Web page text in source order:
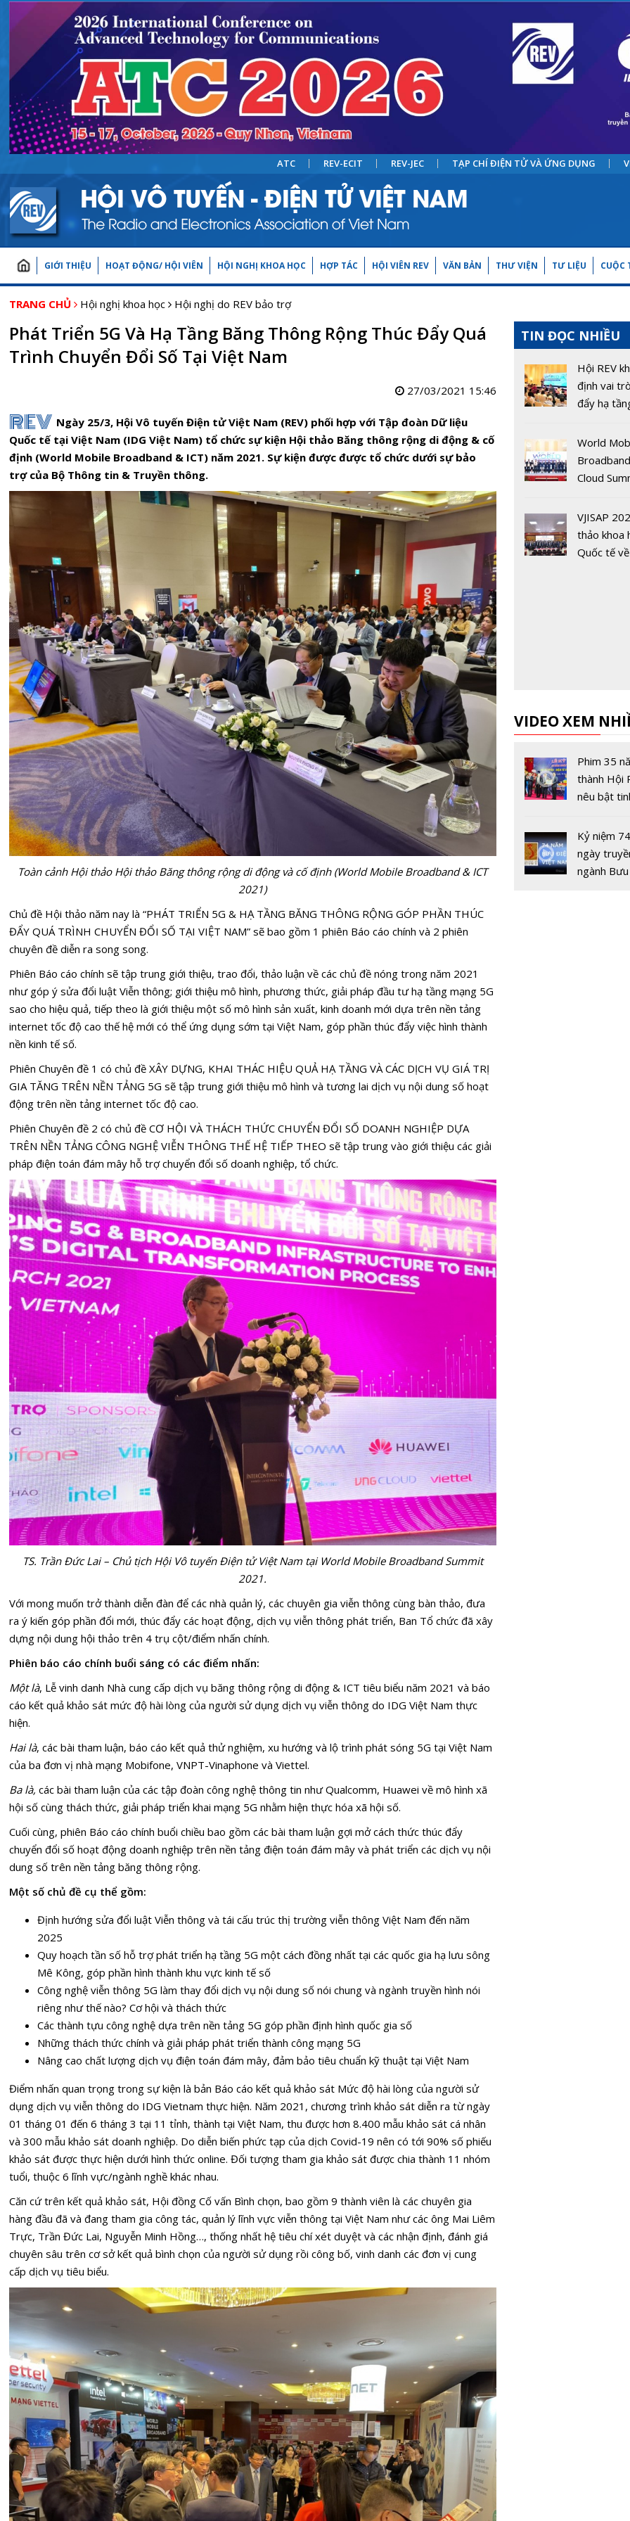
ATC REV-ECIT REV-JEC TẠP CHÍ ĐIỆN TỬ VÀ ỨNG DỤNG
GIỚI THIỆU HOẠT ĐỘNG/ HỘI VIÊN HỘI NGHỊ KHOA HỌC HỢP TÁC HỘI VIÊN REV VĂN BẢN THƯ VIỆN TƯ LIỆU CUỘC
TRANG CHỦ Hội nghị khoa học Hội nghị do REV bảo trợ
Phát Triển 5G Và Hạ Tầng Băng Thông Rộng Thúc Đẩy Quá
Trình Chuyển Đổi Số Tại Việt Nam
27/03/2021 15:46
REV Ngày 25/3, Hội Vô tuyến Điện tử Việt Nam (REV) phối hợp với Tập đoàn Dữ liệu
Quốc tế tại Việt Nam (IDG Việt Nam) tổ chức sự kiện Hội thảo Băng thông rộng di động & cố
định (World Mobile Broadband & ICT) năm 2021. Sự kiện được được tổ chức dưới sự bảo
trợ của Bộ Thông tin & Truyền thông.
Toàn cảnh Hội thảo Hội thảo Băng thông rộng di động và cố định (World Mobile Broadband & ICT
2021)
Chủ đề Hội thảo năm nay là “PHÁT TRIỂN 5G & HẠ TẦNG BĂNG THÔNG RỘNG GÓP PHẦN THÚC
ĐẨY QUÁ TRÌNH CHUYỂN ĐỔI SỐ TẠI VIỆT NAM” sẽ bao gồm 1 phiên Báo cáo chính và 2 phiên
chuyên đề diễn ra song song.
Phiên Báo cáo chính sẽ tập trung giới thiệu, trao đổi, thảo luận về các chủ đề nóng trong năm 2021
như góp ý sửa đổi luật Viễn thông; giới thiệu mô hình, phương thức, giải pháp đầu tư hạ tầng mạng 5G
sao cho hiệu quả, tiếp theo là giới thiệu một số mô hình sản xuất, kinh doanh mới dựa trên nền tảng
internet tốc độ cao thế hệ mới có thể ứng dụng sớm tại Việt Nam, góp phần thúc đẩy việc hình thành
nền kinh tế số.
Phiên Chuyên đề 1 có chủ đề XÂY DỰNG, KHAI THÁC HIỆU QUẢ HẠ TẦNG VÀ CÁC DỊCH VỤ GIÁ TRỊ
GIA TĂNG TRÊN NỀN TẢNG 5G sẽ tập trung giới thiệu mô hình và tương lai dịch vụ nội dung số hoạt
động trên nền tảng internet tốc độ cao.
Phiên Chuyên đề 2 có chủ đề CƠ HỘI VÀ THÁCH THỨC CHUYỂN ĐỔI SỐ DOANH NGHIỆP DỰA
TRÊN NỀN TẢNG CÔNG NGHỆ VIỄN THÔNG THẾ HỆ TIẾP THEO sẽ tập trung vào giới thiệu các giải
pháp điện toán đám mây hỗ trợ chuyển đổi số doanh nghiệp, tổ chức.
TS. Trần Đức Lai – Chủ tịch Hội Vô tuyến Điện tử Việt Nam tại World Mobile Broadband Summit
2021.
Với mong muốn trở thành diễn đàn để các nhà quản lý, các chuyên gia viễn thông cùng bàn thảo, đưa
ra ý kiến góp phần đổi mới, thúc đẩy các hoạt động, dịch vụ viễn thông phát triển, Ban Tổ chức đã xây
dựng nội dung hội thảo trên 4 trụ cột/điểm nhấn chính.
Phiên báo cáo chính buổi sáng có các điểm nhấn:
Một là, Lễ vinh danh Nhà cung cấp dịch vụ băng thông rộng di động & ICT tiêu biểu năm 2021 và báo
cáo kết quả khảo sát mức độ hài lòng của người sử dụng dịch vụ viễn thông do IDG Việt Nam thực
hiện.
Hai là, các bài tham luận, báo cáo kết quả thử nghiệm, xu hướng và lộ trình phát sóng 5G tại Việt Nam
của ba đơn vị nhà mạng Mobifone, VNPT-Vinaphone và Viettel.
Ba là, các bài tham luận của các tập đoàn công nghệ thông tin như Qualcomm, Huawei về mô hình xã
hội số cùng thách thức, giải pháp triển khai mạng 5G nhằm hiện thực hóa xã hội số.
Cuối cùng, phiên Báo cáo chính buổi chiều bao gồm các bài tham luận gợi mở cách thức thúc đẩy
chuyển đổi số hoạt động doanh nghiệp trên nền tảng điện toán đám mây và phát triển các dịch vụ nội
dung số trên nền tảng băng thông rộng.
Một số chủ đề cụ thể gồm:
Định hướng sửa đổi luật Viễn thông và tái cấu trúc thị trường viễn thông Việt Nam đến năm
2025
Quy hoạch tần số hỗ trợ phát triển hạ tầng 5G một cách đồng nhất tại các quốc gia hạ lưu sông
Mê Kông, góp phần hình thành khu vực kinh tế số
Công nghệ viễn thông 5G làm thay đổi dịch vụ nội dung số nói chung và ngành truyền hình nói
riêng như thế nào? Cơ hội và thách thức
Các thành tựu công nghệ dựa trên nền tảng 5G góp phần định hình quốc gia số
Những thách thức chính và giải pháp phát triển thành công mạng 5G
Nâng cao chất lượng dịch vụ điện toán đám mây, đảm bảo tiêu chuẩn kỹ thuật tại Việt Nam
Điểm nhấn quan trọng trong sự kiện là bản Báo cáo kết quả khảo sát Mức độ hài lòng của người sử
dụng dịch vụ viễn thông do IDG Vietnam thực hiện. Năm 2021, chương trình khảo sát diễn ra từ ngày
01 tháng 01 đến 6 tháng 3 tại 11 tỉnh, thành tại Việt Nam, thu được hơn 8.400 mẫu khảo sát cá nhân
và 300 mẫu khảo sát doanh nghiệp. Do diễn biến phức tạp của dịch Covid-19 nên có tới 90% số phiếu
khảo sát được thực hiện dưới hình thức online. Đối tượng tham gia khảo sát được chia thành 11 nhóm
tuổi, thuộc 6 lĩnh vực/ngành nghề khác nhau.
Căn cứ trên kết quả khảo sát, Hội đồng Cố vấn Bình chọn, bao gồm 9 thành viên là các chuyên gia
hàng đầu đã và đang tham gia công tác, quản lý lĩnh vực viễn thông tại Việt Nam như các ông Mai Liêm
Trực, Trần Đức Lai, Nguyễn Minh Hồng…, thống nhất hệ tiêu chí xét duyệt và các nhận định, đánh giá
chuyên sâu trên cơ sở kết quả bình chọn của người sử dụng rồi công bố, vinh danh các đơn vị cung
cấp dịch vụ tiêu biểu.
TIN ĐỌC NHIỀU
Hội REV
định vai
đẩy hạ
World
Cloud
băng
động Việt
chuyển
VJISAP
thảo khoa
Quốc tế
VIDEO XEM
Phim 35
thành Hội
nêu bật
sáng tạo
những
Vô tuyến -
Kỷ niệm
ngày
ngành